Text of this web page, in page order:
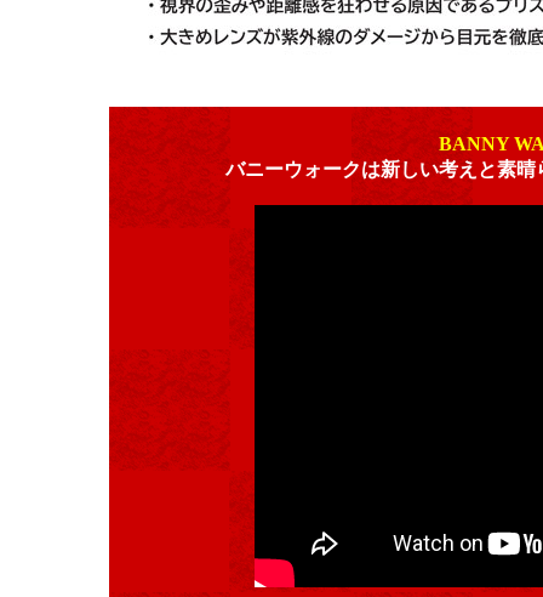
BANNY
バニーウォークは新しい考えと素